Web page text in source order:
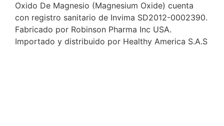
Oxido De Magnesio (Magnesium Oxide) cuenta
con registro sanitario de Invima SD2012-0002390.
Fabricado por Robinson Pharma Inc USA.
Importado y distribuido por Healthy America S.A.S